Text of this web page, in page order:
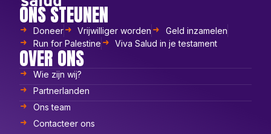
ONS STEUNEN
Doneer Vrijwilliger worden
Geld inzamelen
Run for Palestine
Viva Salud in je testament
OVER ONS
Wie zijn wij?
Partnerlanden
Ons team
Contacteer ons